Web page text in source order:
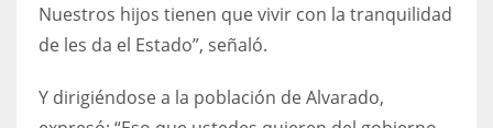
Nuestros hijos tienen que vivir con la tranquilidad
de les da el Estado”, señaló.
Y dirigiéndose a la población de Alvarado,